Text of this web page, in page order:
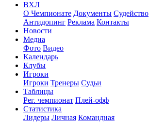
ВХЛ
О Чемпионате Документы Судейство
Антидопинг Реклама Контакты
Новости
Медиа
Фото Видео
Календарь
Клубы
Игроки
Игроки Тренеры Судьи
Таблицы
Рег. чемпионат Плей-офф
Статистика
Лидеры Личная Командная